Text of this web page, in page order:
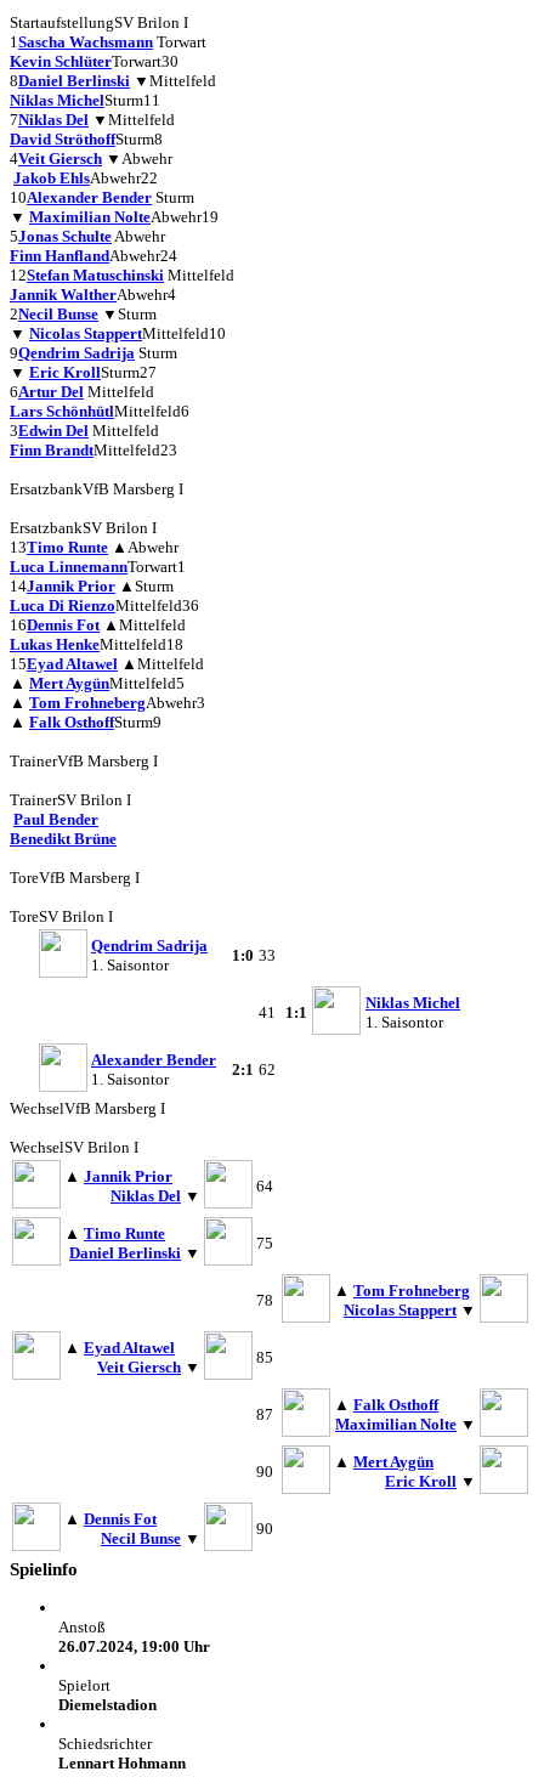
StartaufstellungSV Brilon I
1Sascha Wachsmann Torwart
Kevin SchlüterTorwart30
8Daniel Berlinski ▼ Mittelfeld
Niklas MichelSturm11
7Niklas Del ▼ Mittelfeld
David StröthoffSturm8
4Veit Giersch ▼ Abwehr
Jakob EhlsAbwehr22
10Alexander Bender Sturm
▼ Maximilian NolteAbwehr19
5Jonas SchulteAbwehr
Finn HanflandAbwehr24
12Stefan Matuschinski Mittelfeld
Jannik WaltherAbwehr4
2Necil Bunse ▼ Sturm
▼ Nicolas StappertMittelfeld10
9Qendrim Sadrija Sturm
▼ Eric KrollSturm27
6Artur Del Mittelfeld
Lars SchönhütlMittelfeld6
3Edwin Del Mittelfeld
Finn BrandtMittelfeld23
ErsatzbankVfB Marsberg I
ErsatzbankSV Brilon I
13Timo Runte ▲ Abwehr
Luca LinnemannTorwart1
14Jannik Prior ▲ Sturm
Luca Di RienzoMittelfeld36
16Dennis Fot ▲ Mittelfeld
Lukas HenkeMittelfeld18
15Eyad Altawel ▲ Mittelfeld
▲ Mert AygünMittelfeld5
▲ Tom FrohnebergAbwehr3
▲ Falk OsthoffSturm9
TrainerVfB Marsberg I
TrainerSV Brilon I
Paul Bender
Benedikt Brüne
ToreVfB Marsberg I
ToreSV Brilon I
Qendrim Sadrija
1. Saisontor
1:0 33
41 1:1
Niklas Michel
1. Saisontor
Alexander Bender
1. Saisontor
2:1 62
WechselVfB Marsberg I
WechselSV Brilon I
▲ Jannik Prior
Niklas Del ▼
64
▲ Timo Runte
Daniel Berlinski ▼
75
78
▲ Tom Frohneberg
Nicolas Stappert ▼
▲ Eyad Altawel
Veit Giersch ▼
85
87
▲ Falk Osthoff
Maximilian Nolte ▼
90
▲ Mert Aygün
Eric Kroll ▼
▲ Dennis Fot
Necil Bunse ▼
90
Spielinfo
Anstoß
26.07.2024, 19:00 Uhr
Spielort
Diemelstadion
Schiedsrichter
Lennart Hohmann